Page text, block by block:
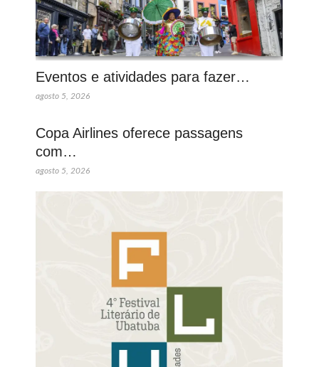
Eventos e atividades para fazer…
agosto 5, 2026
Copa Airlines oferece passagens
com…
agosto 5, 2026